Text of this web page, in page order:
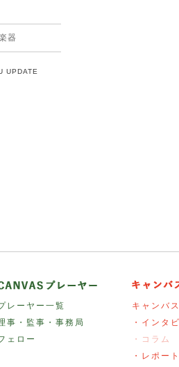
器
UPDATE
レーヤー一覧
事・監事・事務局
ェロー
キャンバ
・インタ
・コラム
・レポート